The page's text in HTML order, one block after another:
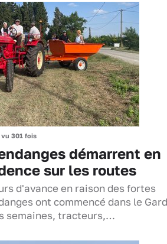
vu 301 fois
démarrent en
sur les routes
d'avance en raison des fortes
ont commencé dans le
semaines, tracteurs,…